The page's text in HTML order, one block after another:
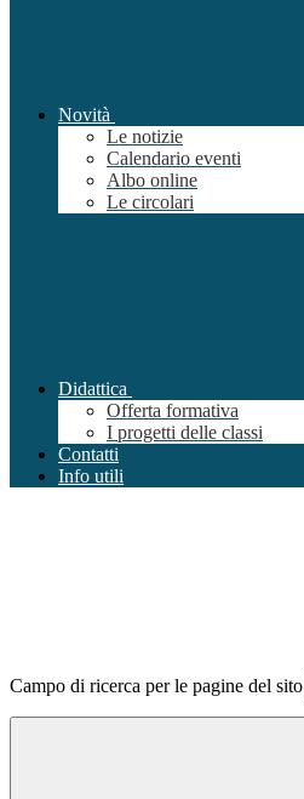
Novità
Le notizie
Calendario eventi
Albo online
Le circolari
Didattica
Offerta formativa
I progetti delle classi
Contatti
Info utili
Campo di ricerca per le pagine del sito